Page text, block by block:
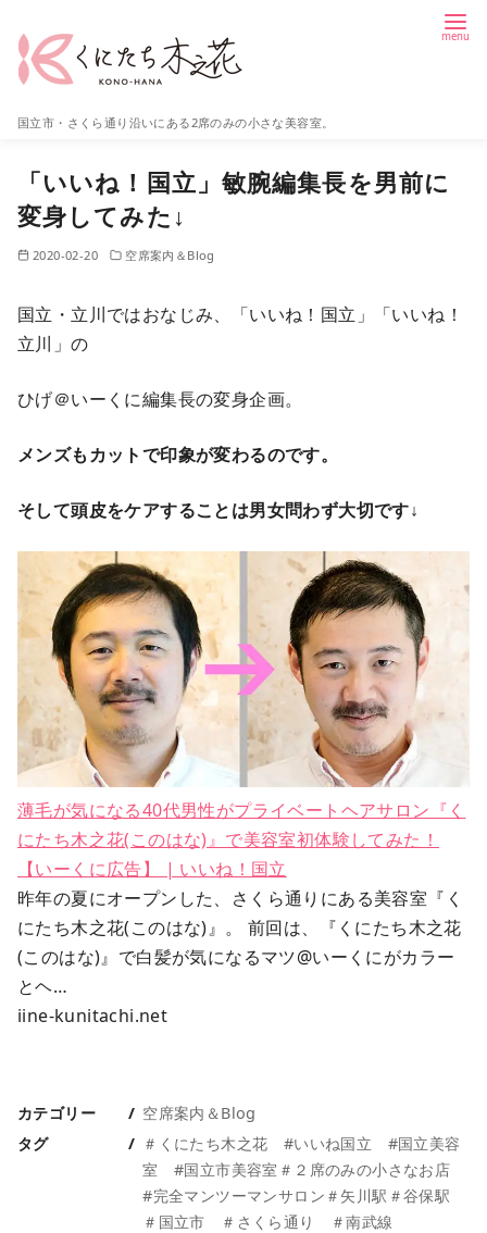
国立市・さくら通り沿いにある2席のみの小さな美容室。
「いいね！国立」敏腕編集長を男前に
変身してみた↓
2020-02-20 空席案内＆Blog
国立・立川ではおなじみ、「いいね！国立」「いいね！
立川」の
ひげ＠いーくに編集長の変身企画。
メンズもカットで印象が変わるのです。
そして頭皮をケアすることは男女問わず大切です↓
薄毛が気になる40代男性がプライベートヘアサロン『く
にたち木之花(このはな)』で美容室初体験してみた！
【いーくに広告】 | いいね！国立
昨年の夏にオープンした、さくら通りにある美容室『く
にたち木之花(このはな)』。 前回は、『くにたち木之花
(このはな)』で白髪が気になるマツ@いーくにがカラー
とヘ…
iine-kunitachi.net
カテゴリー
空席案内＆Blog
タグ
＃くにたち木之花 #いいね国立 #国立美容
室 #国立市美容室＃２席のみの小さなお店
#完全マンツーマンサロン＃矢川駅＃谷保駅
＃国立市 ＃さくら通り ＃南武線